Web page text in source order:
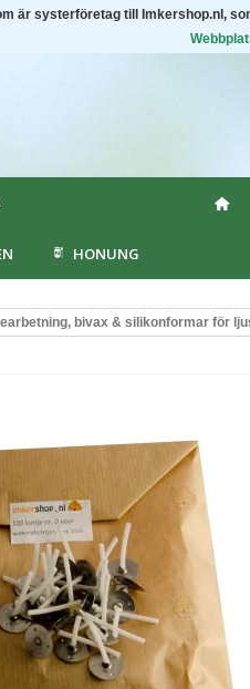
är systerföretag till Imkershop.nl,
HONUNG
bivax & silikonformar för